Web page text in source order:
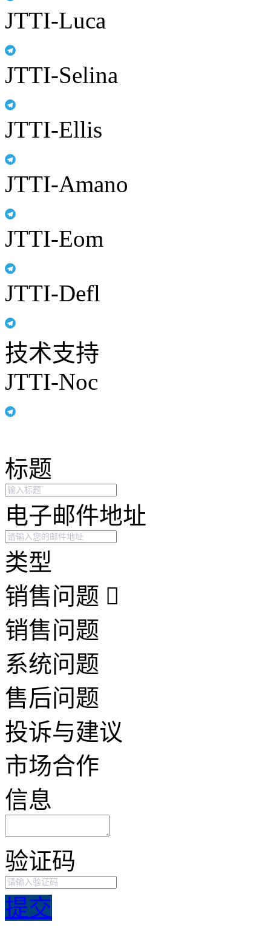
JTTI-Luca
JTTI-Selina
JTTI-Ellis
JTTI-Amano
JTTI-Eom
JTTI-Defl
技术支持
JTTI-Noc
标题
电子邮件地址
类型
销售问题
销售问题
系统问题
售后问题
投诉与建议
市场合作
信息
验证码
提交